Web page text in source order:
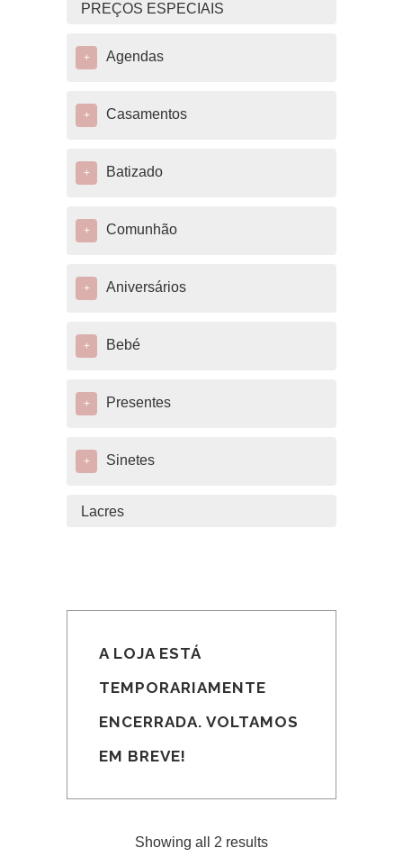
PREÇOS ESPECIAIS
+ Agendas
+ Casamentos
+ Batizado
+ Comunhão
+ Aniversários
+ Bebé
+ Presentes
+ Sinetes
Lacres
A LOJA ESTÁ
TEMPORARIAMENTE
ENCERRADA. VOLTAMOS
EM BREVE!
Showing all 2 results